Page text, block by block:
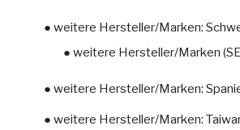
● weitere Hersteller/Marken:
● weitere Hersteller/Marken
● weitere Hersteller/Marken:
● weitere Hersteller/Marken: